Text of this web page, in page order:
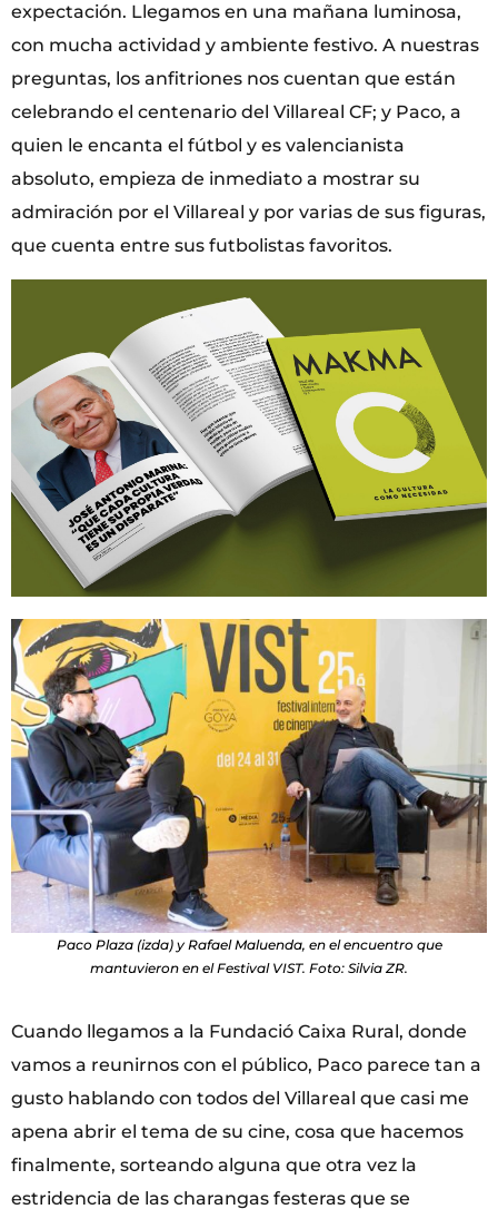
expectación. Llegamos en una mañana luminosa,
con mucha actividad y ambiente festivo. A nuestras
preguntas, los anfitriones nos cuentan que están
celebrando el centenario del Villareal CF; y Paco, a
quien le encanta el fútbol y es valencianista
absoluto, empieza de inmediato a mostrar su
admiración por el Villareal y por varias de sus figuras,
que cuenta entre sus futbolistas favoritos.
Paco Plaza (izda) y Rafael Maluenda, en el encuentro que
mantuvieron en el Festival VIST. Foto: Silvia ZR.
Cuando llegamos a la Fundació Caixa Rural, donde
vamos a reunirnos con el público, Paco parece tan a
gusto hablando con todos del Villareal que casi me
apena abrir el tema de su cine, cosa que hacemos
finalmente, sorteando alguna que otra vez la
estridencia de las charangas festeras que se